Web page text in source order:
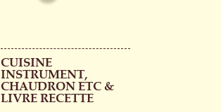
CUISINE
INSTRUMENT,
CHAUDRON ETC &
LIVRE RECETTE